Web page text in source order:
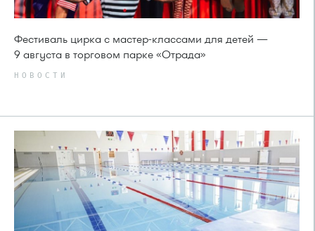
Фестиваль цирка с мастер-классами для детей —
9 августа в торговом парке «Отрада»
НОВОСТИ